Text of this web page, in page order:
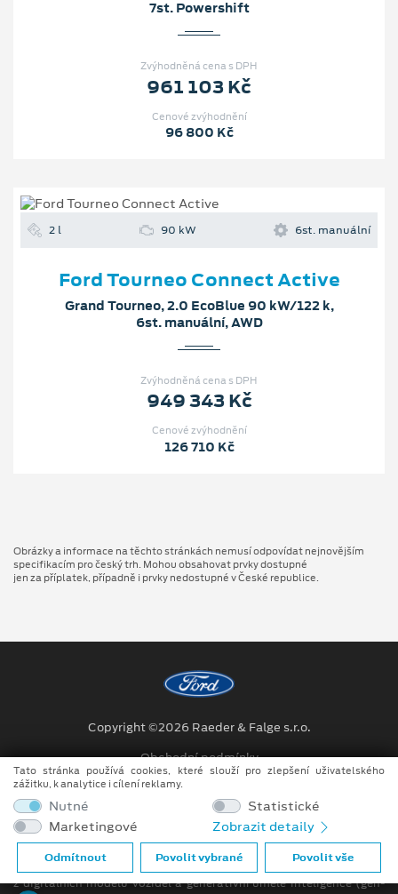
7st. Powershift
Zvýhodněná cena s DPH
961 103 Kč
Cenové zvýhodnění
96 800 Kč
2 l 90 kW 6st. manuální
Ford Tourneo Connect Active
Grand Tourneo, 2.0 EcoBlue 90 kW/122 k,
6st. manuální, AWD
Zvýhodněná cena s DPH
949 343 Kč
Cenové zvýhodnění
126 710 Kč
Obrázky a informace na těchto stránkách nemusí odpovídat nejnovějším
specifikacím pro český trh. Mohou obsahovat prvky dostupné
jen za příplatek, případně i prvky nedostupné v České republice.
Copyright ©2026 Raeder & Falge s.r.o.
Obchodní podmínky
Ochrana osobních údajů
Prohlášení o zpracování údajů konečných zákazníků
Při tvorbě videí a obrázků na tomto webu je využíváno kombinace
tradičních fotografií či videí, počítačem generovaných snímků (CGI)
z digitálních modelů vozidel a generativní umělé inteligence (gen-
Tato stránka používá cookies, které slouží pro zlepšení uživatelského
zážitku, k analytice i cílení reklamy.
Nutné
Statistické
Marketingové
Zobrazit detaily
Odmítnout Povolit vybrané Povolit vše